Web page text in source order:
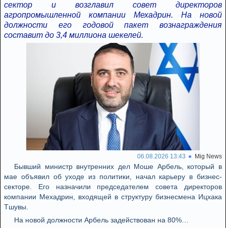
сектор и возглавил совет директоров
агропромышленной компании Мехадрин. На новой
должности его годовой пакет вознаграждения
составит до 3,4 миллиона шекелей.
06.08.2026 13:43 Mig News
Бывший министр внутренних дел Моше Арбель, который в
мае объявил об уходе из политики, начал карьеру в бизнес-
секторе. Его назначили председателем совета директоров
компании Мехадрин, входящей в структуру бизнесмена Ицхака
Тшувы.
На новой должности Арбель задействован на 80%…